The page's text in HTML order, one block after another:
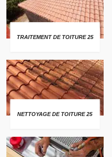
TRAITEMENT DE TOITURE 25
NETTOYAGE DE TOITURE 25